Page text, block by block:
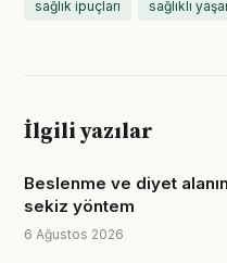
sağlık ipuçları sağlıklı
İlgili yazılar
Beslenme ve diyet
sekiz yöntem
6 Ağustos 2026